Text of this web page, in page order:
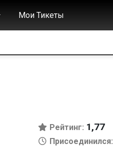
Мои Тикеты
Рейтинг: 1,77
Присоединился: